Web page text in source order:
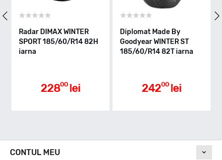
D
Aderenta pe carosabil ud
Nivel de zgomot
Radar DIMAX WINTER
SPORT 185/60/R14 82H
iarna
22800 lei
Diplomat Made By
Goodyear WINTER ST
185/60/R14 82T iarna
24200 lei
CONTUL MEU